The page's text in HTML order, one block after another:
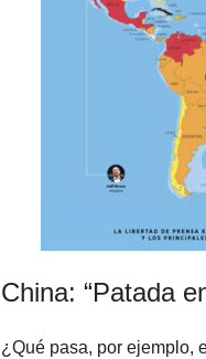
China: “Patada
¿Qué pasa, por ejemplo,